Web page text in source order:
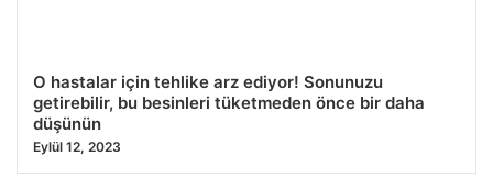
O hastalar için tehlike arz ediyor! Sonunuzu
getirebilir, bu besinleri tüketmeden önce bir daha
düşünün
Eylül 12, 2023